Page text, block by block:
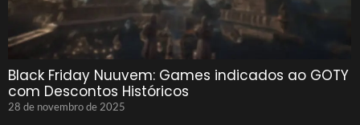
Black Friday Nuuvem: Games indicados ao GOTY
com Descontos Históricos
28 de novembro de 2025